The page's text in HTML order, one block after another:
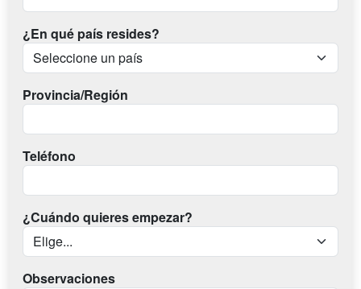
¿En qué país resides?
Provincia/Región
Teléfono
¿Cuándo quieres empezar?
Observaciones